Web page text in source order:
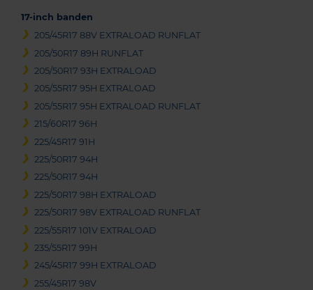
17-inch banden
205/45R17 88V EXTRALOAD RUNFLAT
205/50R17 89H RUNFLAT
205/50R17 93H EXTRALOAD
205/55R17 95H EXTRALOAD
205/55R17 95H EXTRALOAD RUNFLAT
215/60R17 96H
225/45R17 91H
225/50R17 94H
225/50R17 94H
225/50R17 98H EXTRALOAD
225/50R17 98V EXTRALOAD RUNFLAT
225/55R17 101V EXTRALOAD
235/55R17 99H
245/45R17 99H EXTRALOAD
255/45R17 98V